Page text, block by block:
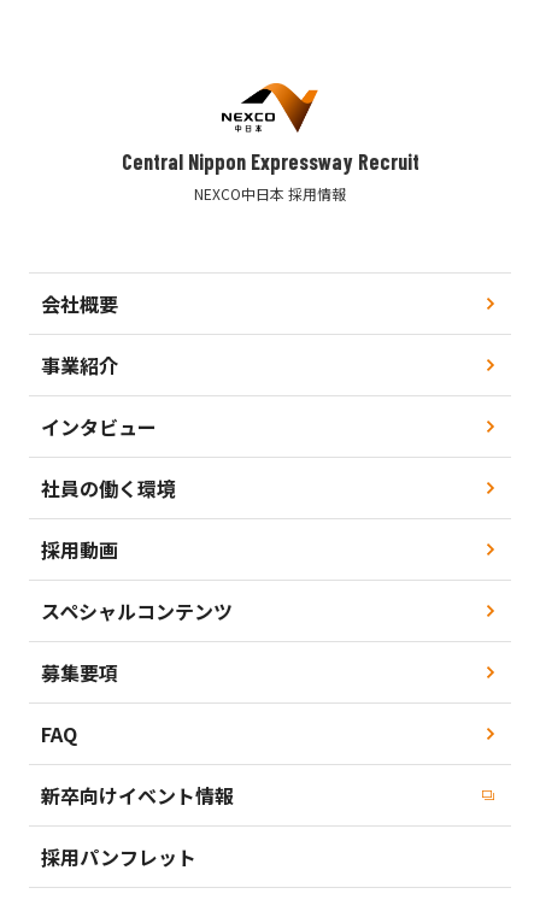
Central Nippon Expressway Recruit
NEXCO中日本 採用情報
会社概要
事業紹介
インタビュー
社員の働く環境
採用動画
スペシャルコンテンツ
募集要項
FAQ
新卒向けイベント情報
採用パンフレット